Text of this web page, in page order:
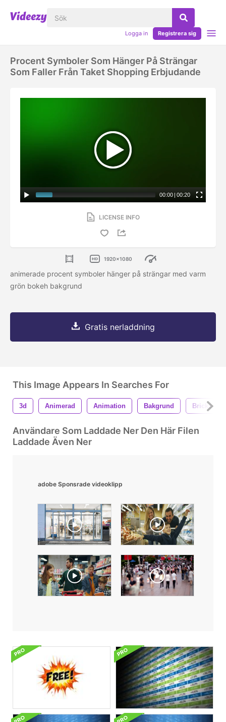
Logga in Registrera sig
Procent Symboler Som Hänger På Strängar
Som Faller Från Taket Shopping Erbjudande
00:00 | 00:20
LICENSE INFO
1920x1080
animerade procent symboler hänger på strängar med varm
grön bokeh bakgrund
Gratis nerladdning
This Image Appears In Searches For
3d Animerad Animation Bakgrund Bricka
Användare Som Laddade Ner Den Här Filen
Laddade Även Ner
adobe Sponsrade videoklipp